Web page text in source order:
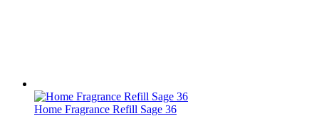
Home Fragrance Refill Sage 36